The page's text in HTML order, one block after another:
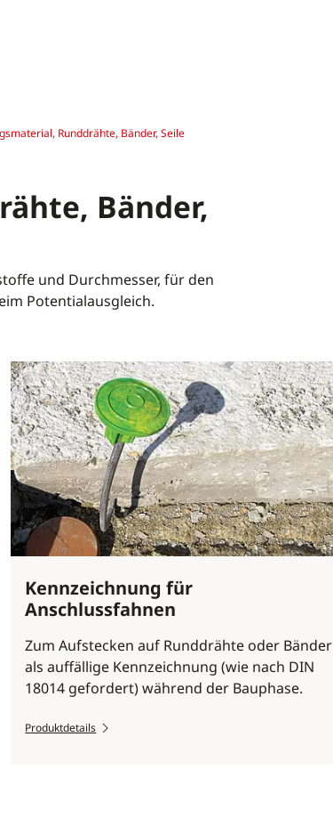
Runddrähte, Bänder, Seile
Bänder,
und Durchmesser, für den
Potentialausgleich.
Kennzeichnung für
Anschlussfahnen
Zum Aufstecken auf Runddrähte oder Bänder
als auffällige Kennzeichnung (wie nach DIN
18014 gefordert) während der Bauphase.
Produktdetails